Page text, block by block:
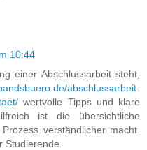
10:44
einer Abschlussarbeit steht,
abschlussarbeit-
wertvolle Tipps und klare
ist die übersichtliche
verständlicher macht.
Studierende.